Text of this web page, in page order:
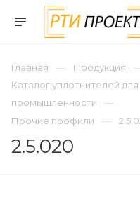
Главная
Продукция
Каталог уплотнителей
промышленности
Прочие профили
2.5.020